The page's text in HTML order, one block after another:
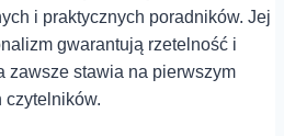
i praktycznych poradników. Jej
gwarantują rzetelność i
zawsze stawia na pierwszym
czytelników.